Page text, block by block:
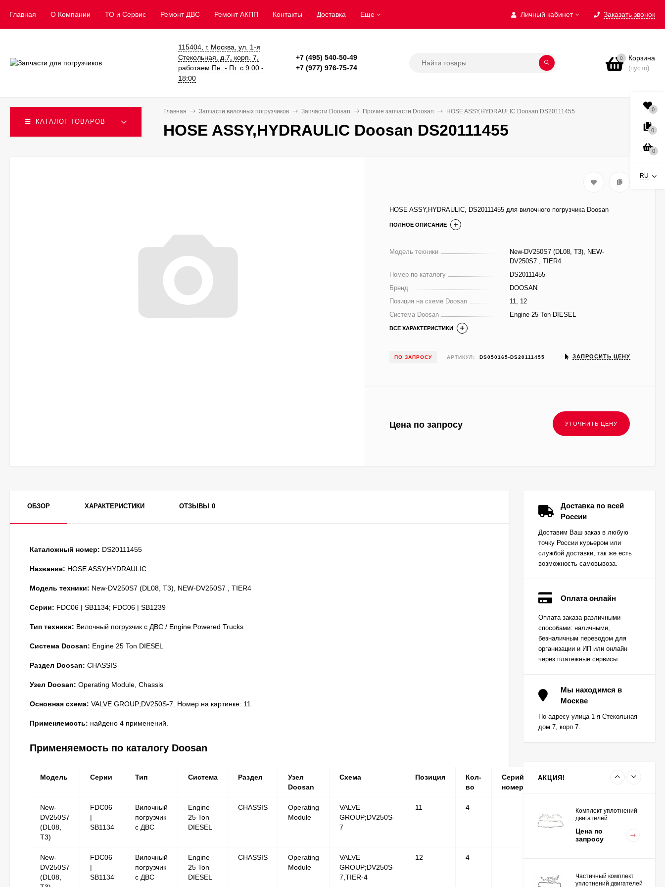
Личный кабинет Заказать звонок
Главная О Компании ТО и Сервис ​Ремонт ДВС Ремонт АКПП Контакты Доставка Еще
115404, г. Москва, ул. 1-я
Стекольная, д.7, корп. 7,
работаем Пн. - Пт. с 9:00 -
18:00
+7 (495) 540-50-49
+7 (977) 976-75-74
0 Корзина
(пусто)
КАТАЛОГ ТОВАРОВ
Главная Запчасти вилочных погрузчиков Запчасти Doosan Прочие запчасти Doosan HOSE ASSY,HYDRAULIC Doosan DS20111455
HOSE ASSY,HYDRAULIC Doosan DS20111455
HOSE ASSY,HYDRAULIC, DS20111455 для вилочного погрузчика Doosan
ПОЛНОЕ ОПИСАНИЕ
Модель техники
New-DV250S7 (DL08, T3), NEW-
DV250S7 , TIER4
Номер по каталогу
DS20111455
Бренд
DOOSAN
Позиция на схеме Doosan
11, 12
Система Doosan
Engine 25 Ton DIESEL
ВСЕ ХАРАКТЕРИСТИКИ
ПО ЗАПРОСУ АРТИКУЛ: DS050165-DS20111455 ЗАПРОСИТЬ ЦЕНУ
Цена по запросу
ОБЗОР ХАРАКТЕРИСТИКИ ОТЗЫВЫ 0
Каталожный номер: DS20111455
Название: HOSE ASSY,HYDRAULIC
Модель техники: New-DV250S7 (DL08, T3), NEW-DV250S7 , TIER4
Серии: FDC06 | SB1134; FDC06 | SB1239
Тип техники: Вилочный погрузчик с ДВС / Engine Powered Trucks
Система Doosan: Engine 25 Ton DIESEL
Раздел Doosan: CHASSIS
Узел Doosan: Operating Module, Chassis
Основная схема: VALVE GROUP;DV250S-7. Номер на картинке: 11.
Применяемость: найдено 4 применений.
Применяемость по каталогу Doosan
Модель Серии Тип Система Раздел
Узел
Doosan
Схема Позиция
Кол-
во
Серийные
номера
Примечание
New-
DV250S7
(DL08,
T3)
FDC06
|
SB1134
Вилочный
погрузчик
с ДВС
Engine
25 Ton
DIESEL
CHASSIS
Operating
Module
VALVE
GROUP;DV250S-
7
11 4
New-
DV250S7
(DL08,
FDC06
|
SB1134
Вилочный
погрузчик
с ДВС
Engine
25 Ton
DIESEL
CHASSIS
Operating
Module
VALVE
GROUP;DV250S-
7,TIER-4
12 4
Доставка по всей
России
Доставим Ваш заказ в любую
точку России курьером или
службой доставки, так же есть
возможность самовывоза.
Оплата онлайн
Оплата заказа различными
способами: наличными,
безналичным переводом для
организации и ИП или онлайн
через платежные сервисы.
Мы находимся в
Москве
По адресу улица 1-я Стекольная
дом 7, корп 7.
АКЦИЯ!
Вкладыш коренной
(0,25) (1шт - 1
половинка) для
двигателей
K15,K21,K25
запросу
(1шт - 1 половинка) для
двигателей
K15,K21,K25
Цена по
Комплект уплотнений
двигателей
Цена по
запросу
Частичный комплект
уплотнений двигателей
0
0
0
RU